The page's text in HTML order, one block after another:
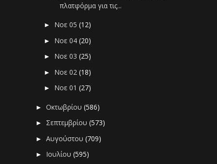
πλατφόρμα για τις...
► Νοε 05(12)
► Νοε 04(20)
► Νοε 03(25)
► Νοε 02(18)
► Νοε 01(27)
►Οκτωβρίου(586)
► Σεπτεμβρίου(573)
►Αυγούστου(709)
► Ιουλίου(595)